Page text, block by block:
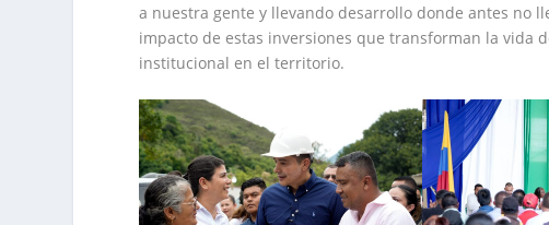
a nuestra gente y llevando desarrollo donde antes no
impacto de estas inversiones que transforman la vida
institucional en el territorio.